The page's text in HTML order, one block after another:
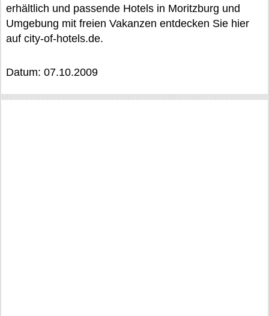
erhältlich und passende Hotels in Moritzburg und
Umgebung mit freien Vakanzen entdecken Sie hier
auf city-of-hotels.de.
Datum: 07.10.2009